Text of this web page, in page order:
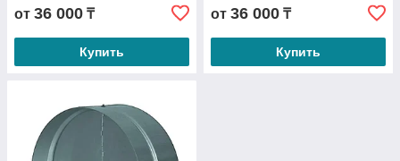
Всё в наличии
от 36 000 ₸
Купить
от 36 000 ₸
Купить